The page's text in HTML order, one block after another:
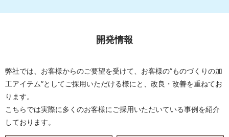
開発情報
弊社では、お客様からのご要望を受けて、 お客様の”ものづくりの加
工アイテム”としてご採用いただける様にと、改良・改善を重ねてお
ります。
こちらでは実際に多くのお客様にご採用いただいている事例を紹介
しております。